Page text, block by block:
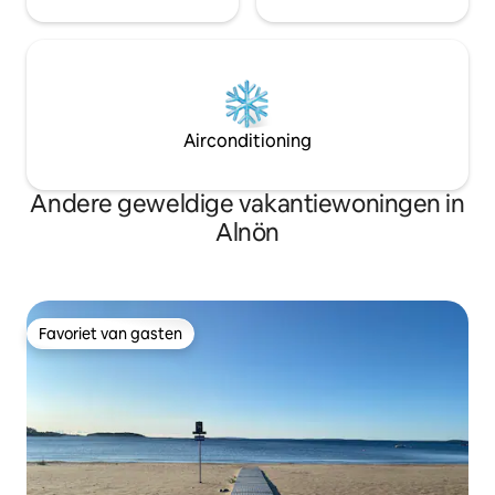
Airconditioning
Andere geweldige vakantiewoningen in
Alnön
Favoriet van gasten
Favoriet van gasten